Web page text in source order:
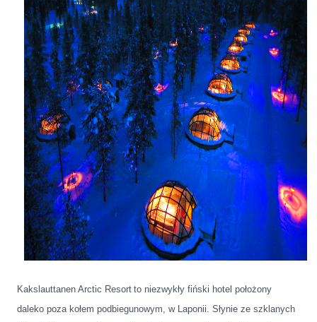
Kakslauttanen Arctic Resort to niezwykły fiński hotel położony
daleko poza kołem podbiegunowym, w Laponii. Słynie ze szklanych